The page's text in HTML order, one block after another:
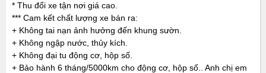
* Thu đổi xe tận nơi giá cao.
*** Cam kết chất lượng xe bán ra:
+ Không tai nạn ảnh hưởng đến khung sườn.
+ Không ngập nước, thủy kích.
+ Không đại tu động cơ, hộp số.
+ Bảo hành 6 tháng/5000km cho động cơ, hộp số.. Anh chị em